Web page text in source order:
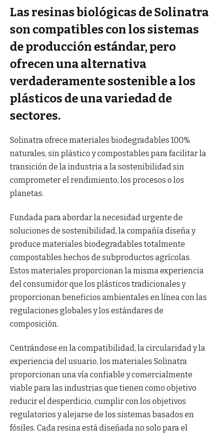
Las resinas biológicas de Solinatra
son compatibles con los sistemas
de producción estándar, pero
ofrecen una alternativa
verdaderamente sostenible a los
plásticos de una variedad de
sectores.
Solinatra ofrece materiales biodegradables 100%
naturales, sin plástico y compostables para facilitar la
transición de la industria a la sostenibilidad sin
comprometer el rendimiento, los procesos o los
planetas.
Fundada para abordar la necesidad urgente de
soluciones de sostenibilidad, la compañía diseña y
produce materiales biodegradables totalmente
compostables hechos de subproductos agrícolas.
Estos materiales proporcionan la misma experiencia
del consumidor que los plásticos tradicionales y
proporcionan beneficios ambientales en línea con las
regulaciones globales y los estándares de
composición.
Centrándose en la compatibilidad, la circularidad y la
experiencia del usuario, los materiales Solinatra
proporcionan una vía confiable y comercialmente
viable para las industrias que tienen como objetivo
reducir el desperdicio, cumplir con los objetivos
regulatorios y alejarse de los sistemas basados en
fósiles. Cada resina está diseñada no solo para el